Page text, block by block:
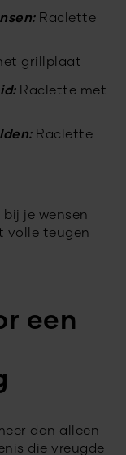
Raclette
grillplaat
Raclette met
Raclette
je wensen
volle teugen
een
dan alleen
die vreugde